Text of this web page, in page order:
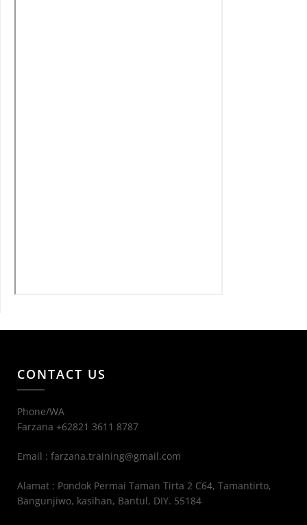
CONTACT US
Phone/WA
Farzana +62821 3611 8787
Email : farzana.training@gmail.com
Alamat : Pondok Permai Taman Tirta 2 C64, Tamantirto,
Bangunjiwo, kasihan, Bantul, DIY. 55184